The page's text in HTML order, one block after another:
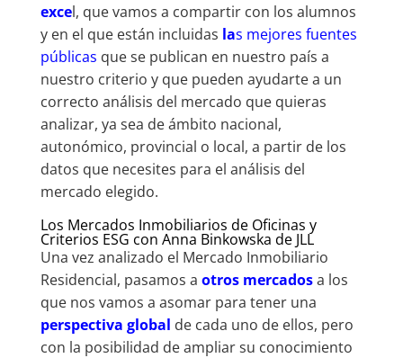
excel, que vamos a compartir con los alumnos
y en el que están incluidas las mejores fuentes
públicas que se publican en nuestro país a
nuestro criterio y que pueden ayudarte a un
correcto análisis del mercado que quieras
analizar, ya sea de ámbito nacional,
autonómico, provincial o local, a partir de los
datos que necesites para el análisis del
mercado elegido.
Los Mercados Inmobiliarios de Oficinas y
Criterios ESG con Anna Binkowska de JLL
Una vez analizado el Mercado Inmobiliario
Residencial, pasamos a otros mercadosa los
que nos vamos a asomar para tener una
perspectiva global de cada uno de ellos, pero
con la posibilidad de ampliar su conocimiento